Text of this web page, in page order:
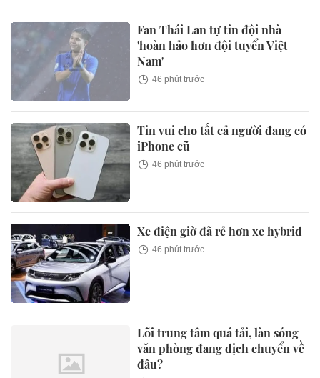
Fan Thái Lan tự tin đội nhà
'hoàn hảo hơn đội tuyển Việt
Nam'
46 phút trước
Tin vui cho tất cả người đang có
iPhone cũ
46 phút trước
Xe điện giờ đã rẻ hơn xe hybrid
46 phút trước
Lõi trung tâm quá tải, làn sóng
văn phòng đang dịch chuyển về
đâu?